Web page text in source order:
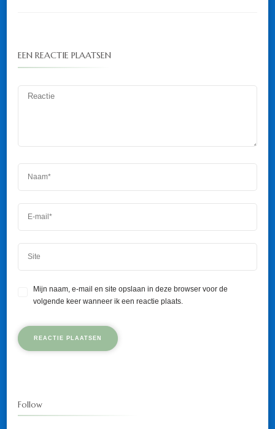
EEN REACTIE PLAATSEN
Mijn naam, e-mail en site opslaan in deze browser voor de
volgende keer wanneer ik een reactie plaats.
Follow